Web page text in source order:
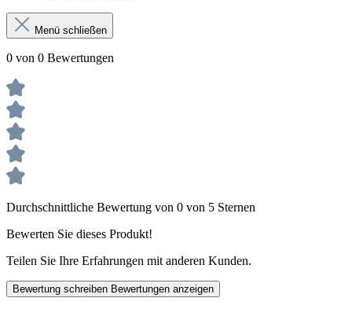
Menü schließen
0 von 0 Bewertungen
Durchschnittliche Bewertung von 0 von 5 Sternen
Bewerten Sie dieses Produkt!
Teilen Sie Ihre Erfahrungen mit anderen Kunden.
Bewertung schreiben Bewertungen anzeigen